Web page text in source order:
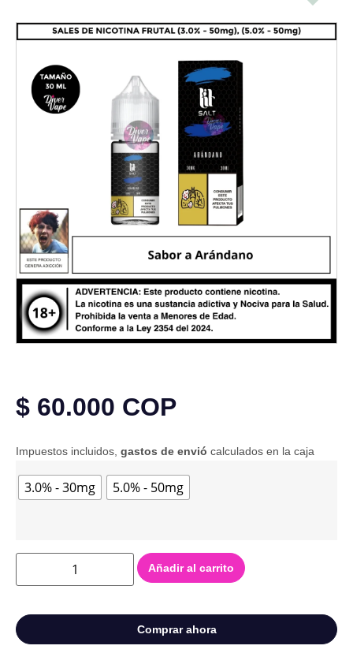
$ 60.000 COP
Impuestos incluidos, gastos de envió calculados en la caja
3.0% - 30mg 5.0% - 50mg
Añadir al carrito
Comprar ahora